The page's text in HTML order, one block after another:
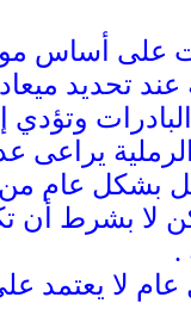
على أساس
عند تحديد
وتؤدي
الرملية
بشكل عام
لا بشرط أن
.
لا يعتمد